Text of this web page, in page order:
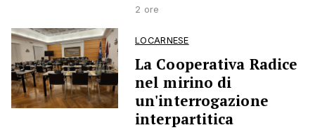
2 ore
LOCARNESE
La Cooperativa Radice
nel mirino di
un'interrogazione
interpartitica